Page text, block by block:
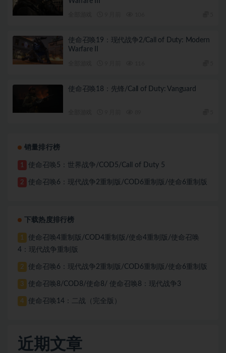
使命召唤19：现代战争2/Call of Duty: Modern
Warfare II
使命召唤18：先锋/Call of Duty: Vanguard
销量排行榜
1 使命召唤5：世界战争/COD5/Call of Duty 5
2 使命召唤6：现代战争2重制版/COD6重制版/使命6重制版
下载热度排行榜
1
使命召唤4重制版/COD4重制版/使命4重制版/使命召唤
4：现代战争重制版
2 使命召唤6：现代战争2重制版/COD6重制版/使命6重制版
3 使命召唤8/COD8/使命8/ 使命召唤8：现代战争3
4 使命召唤14：二战（完全版）
近期文章